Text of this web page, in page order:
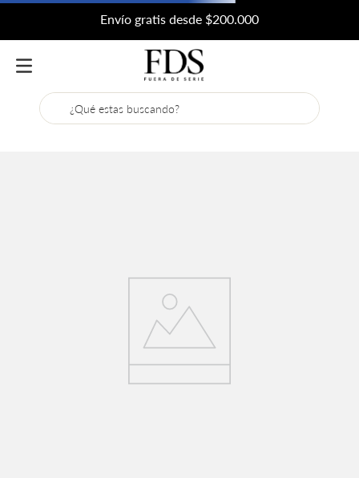
Envío gratis desde $200.000
¿Qué estas buscando?